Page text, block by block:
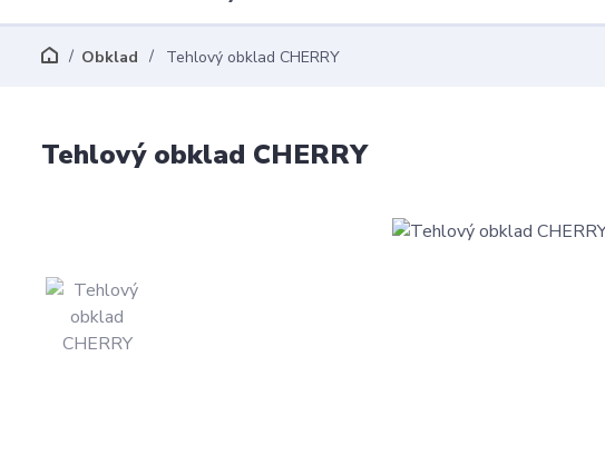
Obklad Tehlový obklad CHERRY
Tehlový obklad CHERRY